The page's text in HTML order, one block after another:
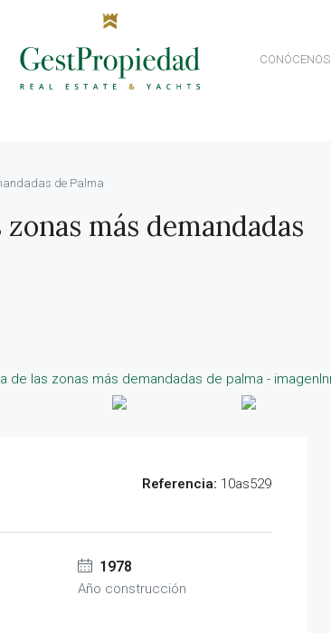
CONÓCENOS
de Palma
más demandadas
Referencia: 10as529
1978
Año construcción